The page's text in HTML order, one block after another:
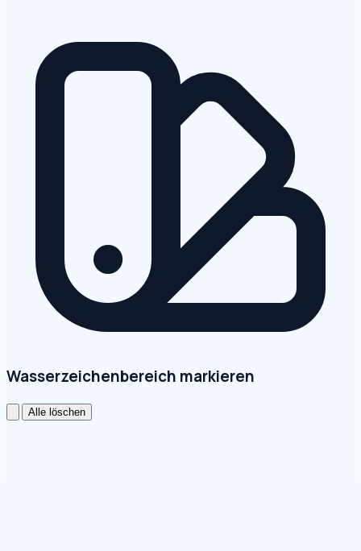
Wasserzeichenbereich markieren
Alle löschen